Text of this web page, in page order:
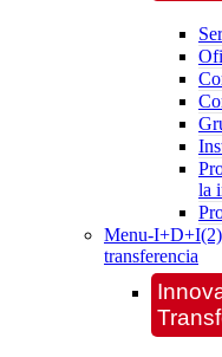
la
Menu-
transferencia